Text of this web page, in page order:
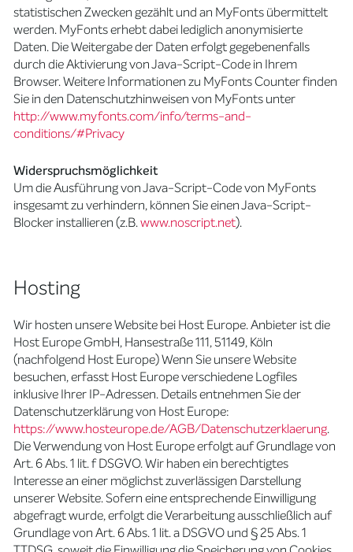
statistischen Zwecken gezählt und an MyFonts übermittelt
werden. MyFonts erhebt dabei lediglich anonymisierte
Daten. Die Weitergabe der Daten erfolgt gegebenenfalls
durch die Aktivierung von Java-Script-Code in Ihrem
Browser. Weitere Informationen zu MyFonts Counter finden
Sie in den Datenschutzhinweisen von MyFonts unter
http://www.myfonts.com/info/terms-and-
conditions/#Privacy
Widerspruchsmöglichkeit
Um die Ausführung von Java-Script-Code von MyFonts
insgesamt zu verhindern, können Sie einen Java-Script-
Blocker installieren (z.B.www.noscript.net).
Hosting
Wir hosten unsere Website bei Host Europe. Anbieter ist die
Host Europe GmbH, Hansestraße 111, 51149, Köln
(nachfolgend Host Europe) Wenn Sie unsere Website
besuchen, erfasst Host Europe verschiedene Logfiles
inklusive Ihrer IP-Adressen. Details entnehmen Sie der
Datenschutzerklärung von Host Europe:
https://www.hosteurope.de/AGB/Datenschutzerklaerung.
Die Verwendung von Host Europe erfolgt auf Grundlage von
Art. 6 Abs. 1 lit. f DSGVO. Wir haben ein berechtigtes
Interesse an einer möglichst zuverlässigen Darstellung
unserer Website. Sofern eine entsprechende Einwilligung
abgefragt wurde, erfolgt die Verarbeitung ausschließlich auf
Grundlage von Art. 6 Abs. 1 lit. a DSGVO und § 25 Abs. 1